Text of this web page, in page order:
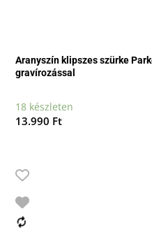
Aranyszín klipszes szürke
gravírozással
18 készleten
13.990 Ft